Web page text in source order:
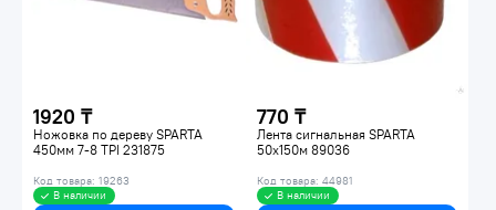
1920 ₸
Ножовка по дереву SPARTA
450мм 7-8 ТРI 231875
Код товара: 19263
В наличии
770 ₸
Лента сигнальная SPARTA
50х150м 89036
Код товара: 44981
В наличии